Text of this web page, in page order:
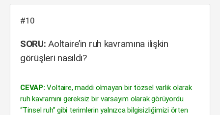
#10
SORU: Aoltaire’in ruh kavramına ilişkin
görüşleri nasıldı?
CEVAP: Voltaire, maddi olmayan bir tözsel varlık olarak
ruh kavramını gereksiz bir varsayım olarak görüyordu.
“Tinsel ruh” gibi terimlerin yalnızca bilgisizliğimizi örten